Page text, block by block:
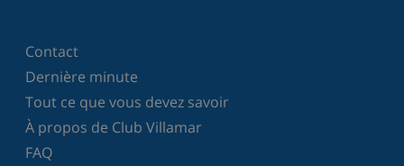
Contact
Dernière minute
Tout ce que vous devez savoir
À propos de Club Villamar
FAQ